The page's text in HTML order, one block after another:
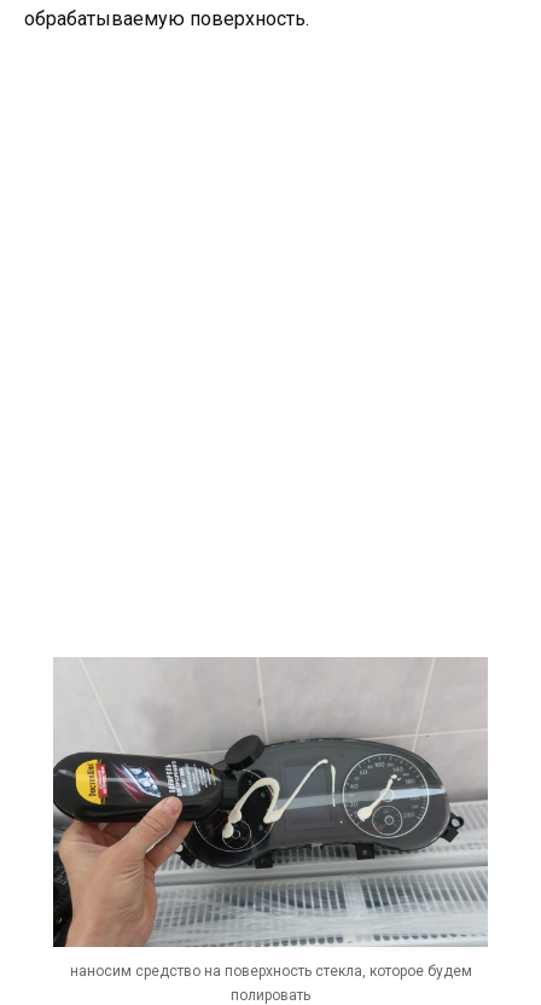
обрабатываемую поверхность.
наносим средство на поверхность стекла, которое будем
полировать